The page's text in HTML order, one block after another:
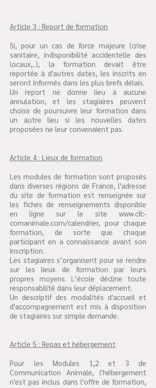
Article 3 : Report de formation
Si, pour un cas de force majeure (crise
sanitaire, indisponibilité accidentelle des
locaux,..), la formation devait être
reportée à d'autres dates, les inscrits en
seront informés dans les plus brefs délais.
Un report ne donne lieu à aucune
annulation, et les stagiaires peuvent
choisir de poursuivre leur formation dans
un autre lieu si les nouvelles dates
proposées ne leur convenaient pas.
Article 4 : Lieux de formation
Les modules de formation sont proposés
dans diverses régions de France, l'adresse
du site de formation est renseignée sur
les fiches de renseignements disponible
en ligne sur le site www.cfc-
comanimale.com/calendrier, pour chaque
formation, de sorte que chaque
participant en a connaissance avant son
inscription.
Les stagiaires s’organisent pour se rendre
sur les lieux de formation par leurs
propres moyens. L’école décline toute
responsabilité dans leur déplacement.
Un descriptif des modalités d'accueil et
d'accompagnement est mis à disposition
de stagiaires sur simple demande.
Article 5 : Repas et hébergement
Pour les Modules 1,2 et 3 de
Communication Animale, l'hébergement
n'est pas inclus dans l'offre de formation,